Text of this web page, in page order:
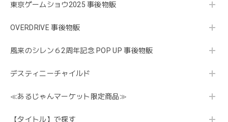
東京ゲームショウ2025 事後物販
OVERDRIVE 事後物販
風来のシレン６2周年記念 POP UP 事後物販
デスティニーチャイルド
≪あるじゃんマーケット限定商品≫
【タイトル】で探す